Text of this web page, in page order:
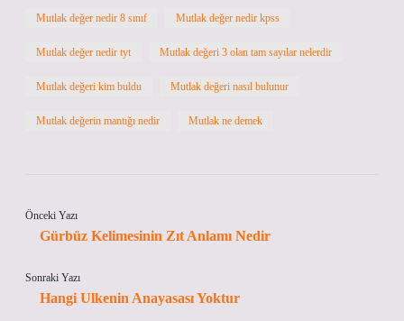
Mutlak değer nedir 8 sınıf Mutlak değer nedir kpss
Mutlak değer nedir tyt Mutlak değeri 3 olan tam sayılar nelerdir
Mutlak değeri kim buldu Mutlak değeri nasıl bulunur
Mutlak değerin mantığı nedir Mutlak ne demek
Önceki Yazı
Gürbüz Kelimesinin Zıt Anlamı Nedir
Sonraki Yazı
Hangi Ulkenin Anayasası Yoktur